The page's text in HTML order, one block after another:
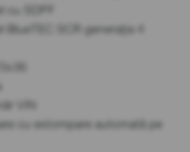
cu SDPF
BlueTEC SCR generația 4
VIN
cu estompare automată pe